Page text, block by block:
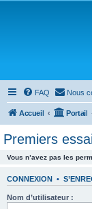
FAQ Nous
Accueil Portail
Premiers
Vous n’avez pas les
CONNEXION •
Nom d’utilisateur :